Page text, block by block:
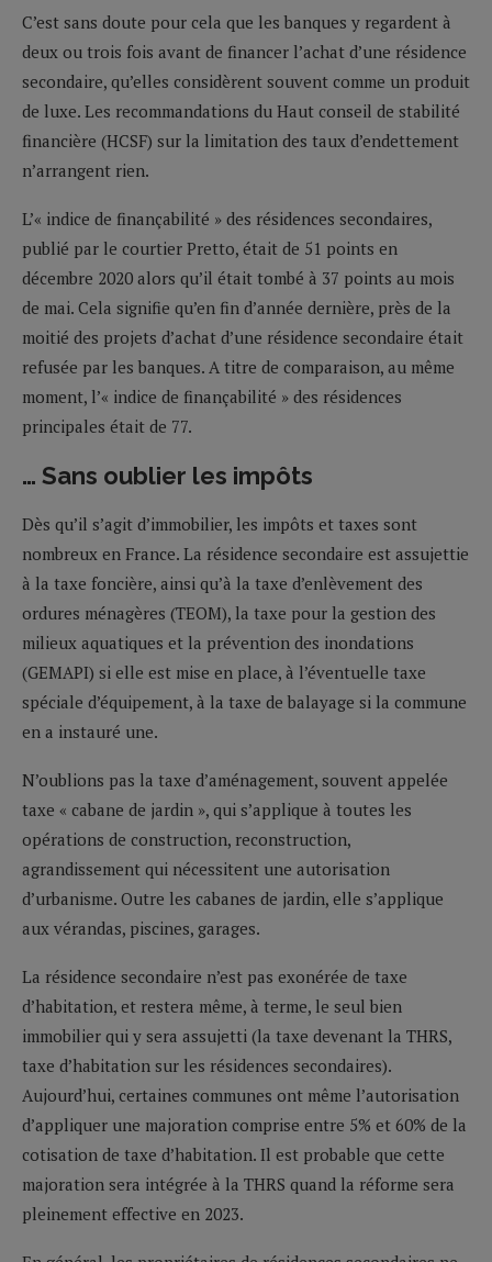
C’est sans doute pour cela que les banques y regardent à
deux ou trois fois avant de financer l’achat d’une résidence
secondaire, qu’elles considèrent souvent comme un produit
de luxe. Les recommandations du Haut conseil de stabilité
financière (HCSF) sur la limitation des taux d’endettement
n’arrangent rien.
L’« indice de finançabilité » des résidences secondaires,
publié par le courtier Pretto, était de 51 points en
décembre 2020 alors qu’il était tombé à 37 points au mois
de mai. Cela signifie qu’en fin d’année dernière, près de la
moitié des projets d’achat d’une résidence secondaire était
refusée par les banques. A titre de comparaison, au même
moment, l’« indice de finançabilité » des résidences
principales était de 77.
… Sans oublier les impôts
Dès qu’il s’agit d’immobilier, les impôts et taxes sont
nombreux en France. La résidence secondaire est assujettie
à la taxe foncière, ainsi qu’à la taxe d’enlèvement des
ordures ménagères (TEOM), la taxe pour la gestion des
milieux aquatiques et la prévention des inondations
(GEMAPI) si elle est mise en place, à l’éventuelle taxe
spéciale d’équipement, à la taxe de balayage si la commune
en a instauré une.
N’oublions pas la taxe d’aménagement, souvent appelée
taxe « cabane de jardin », qui s’applique à toutes les
opérations de construction, reconstruction,
agrandissement qui nécessitent une autorisation
d’urbanisme. Outre les cabanes de jardin, elle s’applique
aux vérandas, piscines, garages.
La résidence secondaire n’est pas exonérée de taxe
d’habitation, et restera même, à terme, le seul bien
immobilier qui y sera assujetti (la taxe devenant la THRS,
taxe d’habitation sur les résidences secondaires).
Aujourd’hui, certaines communes ont même l’autorisation
d’appliquer une majoration comprise entre 5% et 60% de la
cotisation de taxe d’habitation. Il est probable que cette
majoration sera intégrée à la THRS quand la réforme sera
pleinement effective en 2023.